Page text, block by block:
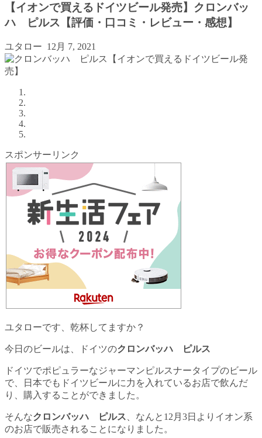
【イオンで買えるドイツビール発売】クロンバッ
ハ ピルス【評価・口コミ・レビュー・感想】
ユタロー 12月 7, 2021
スポンサーリンク
ユタローです、乾杯してますか？
今日のビールは、ドイツのクロンバッハ ピルス
ドイツでポピュラーなジャーマンピルスナータイプのビール
で、日本でもドイツビールに力を入れているお店で飲んだ
り、購入することができました。
そんなクロンバッハ ピルス、なんと12月3日よりイオン系
のお店で販売されることになりました。